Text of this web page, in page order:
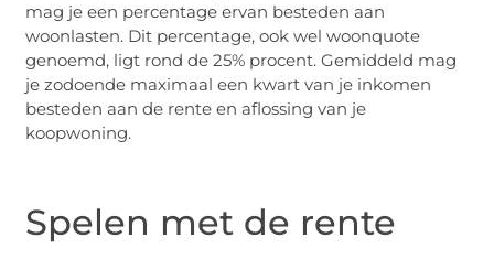
mag je een percentage ervan besteden aan
woonlasten. Dit percentage, ook wel woonquote
genoemd, ligt rond de 25% procent. Gemiddeld mag
je zodoende maximaal een kwart van je inkomen
besteden aan de rente en aflossing van je
koopwoning.
Spelen met de rente